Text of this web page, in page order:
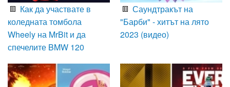
Как да участвате в
коледната томбола
Wheely на MrBit и да
спечелите BMW 120
Саундтракът на
"Барби" - хитът на лято
2023 (видео)